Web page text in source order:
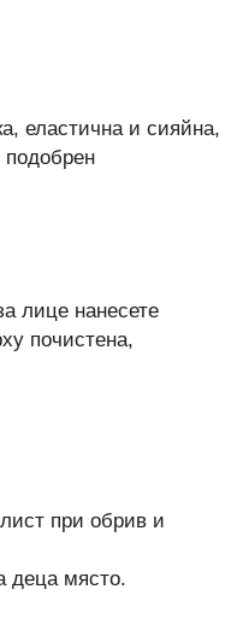
еластична и сияйна,
лице нанесете
почистена,
при обрив и
деца място.